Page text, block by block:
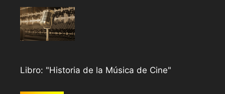
Libro: "Historia de la Música de Cine"